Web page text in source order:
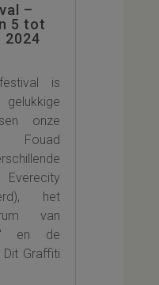
–
5 tot
2024
is
onze
Fouad
het
van
en de
Graffiti